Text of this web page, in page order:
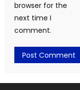
browser for the
next time I
comment.